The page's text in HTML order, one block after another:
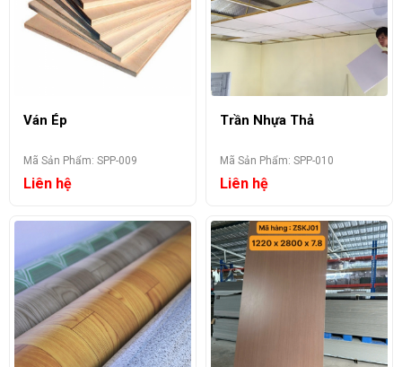
Ván Ép
Mã Sản Phẩm: SPP-009
Liên hệ
Trần Nhựa Thả
Mã Sản Phẩm: SPP-010
Liên hệ